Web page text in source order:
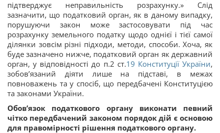
підтверджує неправильність розрахунку.» Слід
зазначити, що податковий орган, як в даному випадку,
порушуючи закон може застосовувати під час
розрахунку земельного податку щодо однієї і тієї самої
ділянки зовсім різні підходи, методи, способи. Хоча, як
буде зазначено нижче, податковий орган як державний
орган, у відповідності до п.2 ст.19 Конституції України,
зобов’язаний діяти лише на підставі, в межах
повноважень та у спосіб, що передбачені Конституцією
та законами України.
Обов’язок податкового органу виконати певний
чітко передбачений законом порядок дій є основою
для правомірності рішення податкового органу.